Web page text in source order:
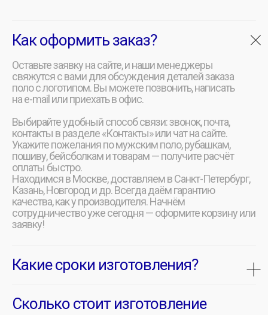
Как оформить заказ?
Оставьте заявку на сайте, и наши менеджеры
свяжутся с вами для обсуждения деталей заказа
поло с логотипом. Вы можете позвонить, написать
на e-mail или приехать в офис.
Выбирайте удобный способ связи: звонок, почта,
контакты в разделе «Контакты» или чат на сайте.
Укажите пожелания по мужским поло, рубашкам,
пошиву, бейсболкам и товарам — получите расчёт
оплаты быстро.
Находимся в Москве, доставляем в Санкт-Петербург,
Казань, Новгород и др. Всегда даём гарантию
качества, как у производителя. Начнём
сотрудничество уже сегодня — оформите корзину или
заявку!
Какие сроки изготовления?
Сколько стоит изготовление